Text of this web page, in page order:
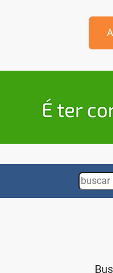
Search